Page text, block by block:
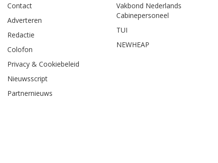
Contact
Adverteren
Redactie
Colofon
Privacy & Cookiebeleid
Nieuwsscript
Partnernieuws
Vakbond Nederlands
Cabinepersoneel
TUI
NEWHEAP